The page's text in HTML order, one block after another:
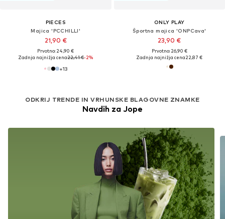
PIECES
Majica 'PCCHILLI'
21,90 €
Prvotno: 24,90 €
Zadnja najnižja cena22,41 €-2%
+13
ONLY PLAY
Športna majica 'ONPCava'
23,90 €
Prvotno: 26,90 €
Zadnja najnižja cena22,87 €
ODKRIJ TRENDE IN VRHUNSKE BLAGOVNE ZNAMKE
Navdih za Jope